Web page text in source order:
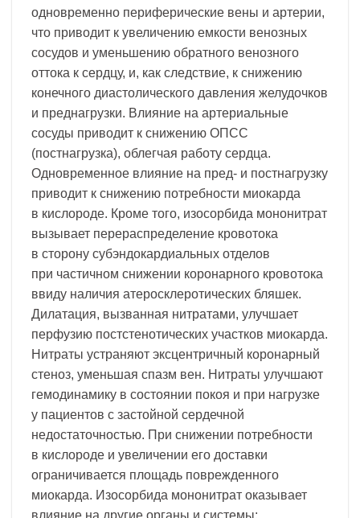
одновременно периферические вены и артерии,
что приводит к увеличению емкости венозных
сосудов и уменьшению обратного венозного
оттока к сердцу, и, как следствие, к снижению
конечного диастолического давления желудочков
и преднагрузки. Влияние на артериальные
сосуды приводит к снижению ОПСС
(постнагрузка), облегчая работу сердца.
Одновременное влияние на пред- и постнагрузку
приводит к снижению потребности миокарда
в кислороде. Кроме того, изосорбида мононитрат
вызывает перераспределение кровотока
в сторону субэндокардиальных отделов
при частичном снижении коронарного кровотока
ввиду наличия атеросклеротических бляшек.
Дилатация, вызванная нитратами, улучшает
перфузию постстенотических участков миокарда.
Нитраты устраняют эксцентричный коронарный
стеноз, уменьшая спазм вен. Нитраты улучшают
гемодинамику в состоянии покоя и при нагрузке
у пациентов с застойной сердечной
недостаточностью. При снижении потребности
в кислороде и увеличении его доставки
ограничивается площадь поврежденного
миокарда. Изосорбида мононитрат оказывает
влияние на другие органы и системы: